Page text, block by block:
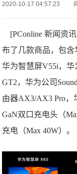
2020-10-17 04:57:23
[PConline 新闻资
布了几款商品，包含
华为智慧屏V55i，华
GT2，华为公司
由器AX3/AX3 Pro，
GaN双口充电头（
充电（Max 40W）。